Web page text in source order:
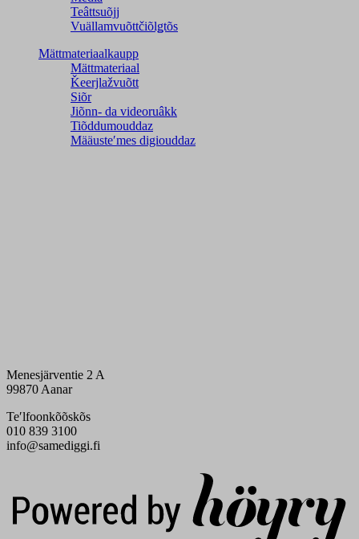
Teâttsuõjj
Vuällamvuõttčiõlǥtõs
Mättmateriaalkaupp
Mättmateriaal
Ǩeerjlažvuõtt
Siõr
Jiõnn- da videoruâkk
Tiõddumouddaz
Määusteʹmes digiouddaz
Menesjärventie 2 A
99870 Aanar
Teʹlfoonkõõskõs
010 839 3100
info@samediggi.fi